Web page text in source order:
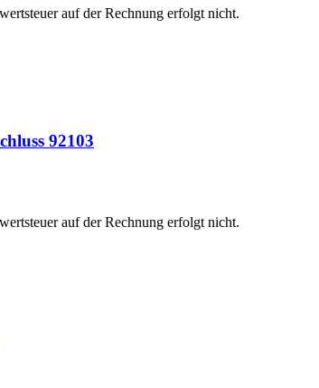
auf der Rechnung erfolgt nicht.
92103
auf der Rechnung erfolgt nicht.